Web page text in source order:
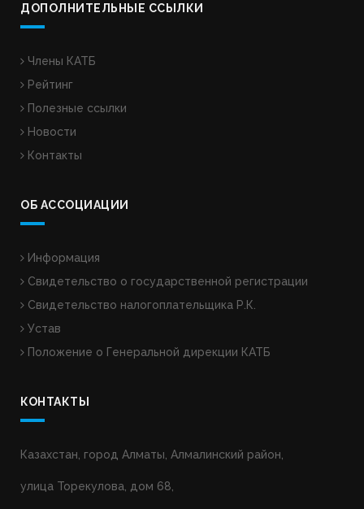
ДОПОЛНИТЕЛЬНЫЕ ССЫЛКИ
Члены КАТБ
Рейтинг
Полезные ссылки
Новости
Контакты
ОБ АССОЦИАЦИИ
Информация
Свидетельство о государственной регистрации
Свидетельство налогоплательщика Р.К.
Устав
Положение о Генеральной дирекции КАТБ
КОНТАКТЫ
Казахстан, город Алматы, Алмалинский район,
улица Торекулова, дом 68,